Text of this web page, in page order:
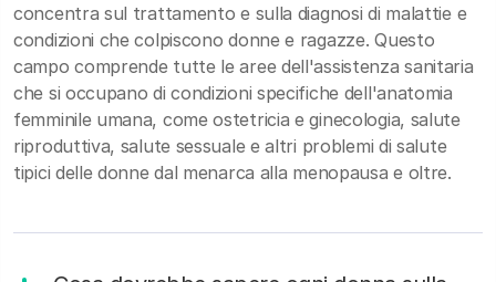
concentra sul trattamento e sulla diagnosi di malattie e
condizioni che colpiscono donne e ragazze. Questo
campo comprende tutte le aree dell'assistenza sanitaria
che si occupano di condizioni specifiche dell'anatomia
femminile umana, come ostetricia e ginecologia, salute
riproduttiva, salute sessuale e altri problemi di salute
tipici delle donne dal menarca alla menopausa e oltre.